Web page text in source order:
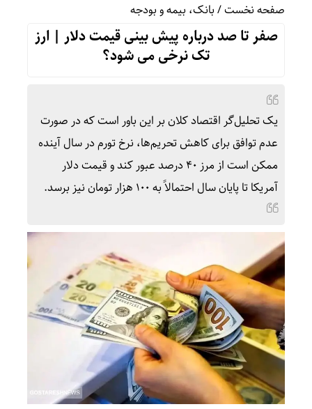
صفحه نخست/بانک، بیمه و بودجه
صفر تا صد درباره پیش بینی قیمت دلار | ارز
تک نرخی می شود؟
یک تحلیل‌گر اقتصاد کلان بر این باور است که در صورت
عدم توافق برای کاهش تحریم‌ها، نرخ تورم در سال آینده
ممکن است از مرز ۴۰ درصد عبور کند و قیمت دلار
آمریکا تا پایان سال احتمالاً به ۱۰۰ هزار تومان نیز برسد.